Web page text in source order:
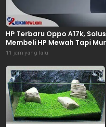
HP Terbaru Oppo A17k,
Membeli HP Mewah Tapi
11 jam yang lalu